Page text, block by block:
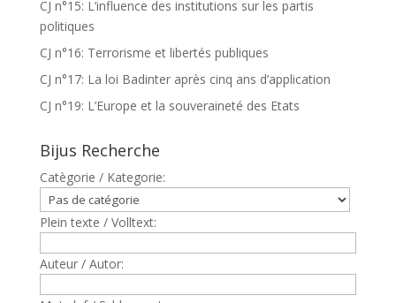
CJ n°15: L’influence des institutions sur les partis
politiques
CJ n°16: Terrorisme et libertés publiques
CJ n°17: La loi Badinter après cinq ans d’application
CJ n°19: L’Europe et la souveraineté des Etats
Bijus Recherche
Catègorie / Kategorie:
Plein texte / Volltext:
Auteur / Autor: